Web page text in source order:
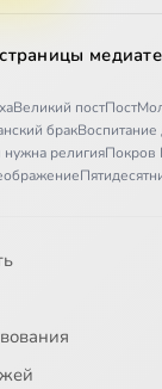
Великий постПост
бракВоспитание
религияПокров